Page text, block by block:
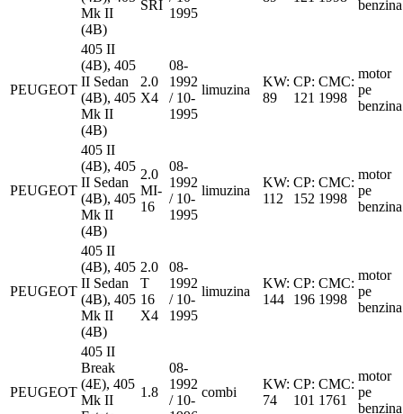
Mk II
(4B)
SRI
1995
benzina
PEUGEOT
405 II
(4B), 405
II Sedan
(4B), 405
Mk II
(4B)
2.0
X4
08-
1992
/ 10-
1995
limuzina
KW:
89
CP:
121
CMC:
1998
motor
pe
benzina
PEUGEOT
405 II
(4B), 405
II Sedan
(4B), 405
Mk II
(4B)
2.0
MI-
16
08-
1992
/ 10-
1995
limuzina
KW:
112
CP:
152
CMC:
1998
motor
pe
benzina
PEUGEOT
405 II
(4B), 405
II Sedan
(4B), 405
Mk II
(4B)
2.0
T
16
X4
08-
1992
/ 10-
1995
limuzina
KW:
144
CP:
196
CMC:
1998
motor
pe
benzina
PEUGEOT
405 II
Break
(4E), 405
Mk II
1.8
08-
1992
/ 10-
combi
KW:
74
CP:
101
CMC:
1761
motor
pe
benzina